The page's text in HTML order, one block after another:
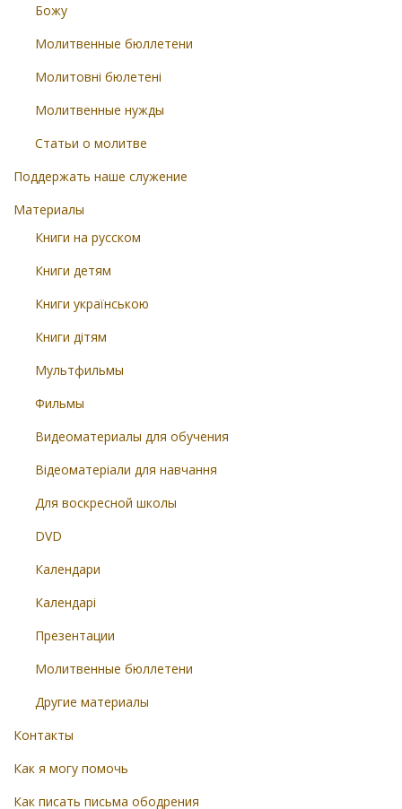
Божу
Молитвенные бюллетени
Молитовні бюлетені
Молитвенные нужды
Статьи о молитве
Поддержать наше служение
Материалы
Книги на русском
Книги детям
Книги українською
Книги дітям
Мультфильмы
Фильмы
Видеоматериалы для обучения
Відеоматеріали для навчання
Для воскресной школы
DVD
Календари
Календарі
Презентации
Молитвенные бюллетени
Другие материалы
Контакты
Как я могу помочь
Как писать письма ободрения